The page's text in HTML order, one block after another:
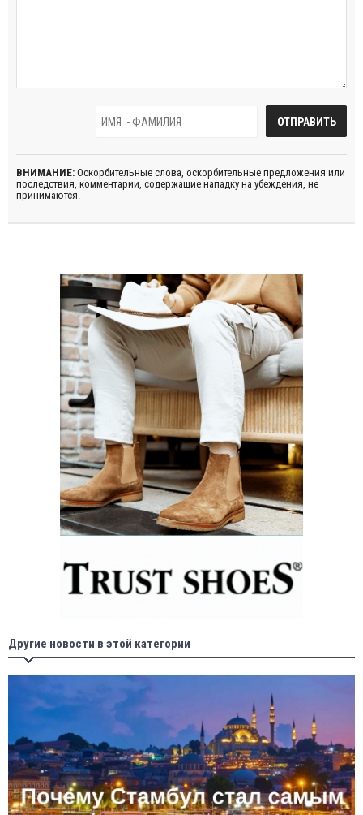
ВНИМАНИЕ: Оскорбительные слова, оскорбительные предложения или
последствия, комментарии, содержащие нападку на убеждения, не
принимаются.
Другие новости в этой категории